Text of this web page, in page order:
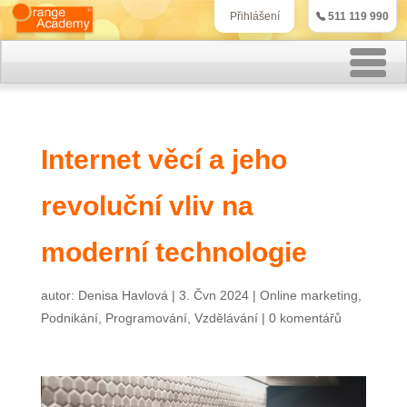
Přihlášení 511 119 990
Kurzy účetnictví
Kurzy personalistiky
Kurzy marketingu
IT kurzy
Kontakt
Internet věcí a jeho
revoluční vliv na
moderní technologie
autor: Denisa Havlová | 3. Čvn 2024| Online marketing
Podnikání, Programování, Vzdělávání| 0 komentářů